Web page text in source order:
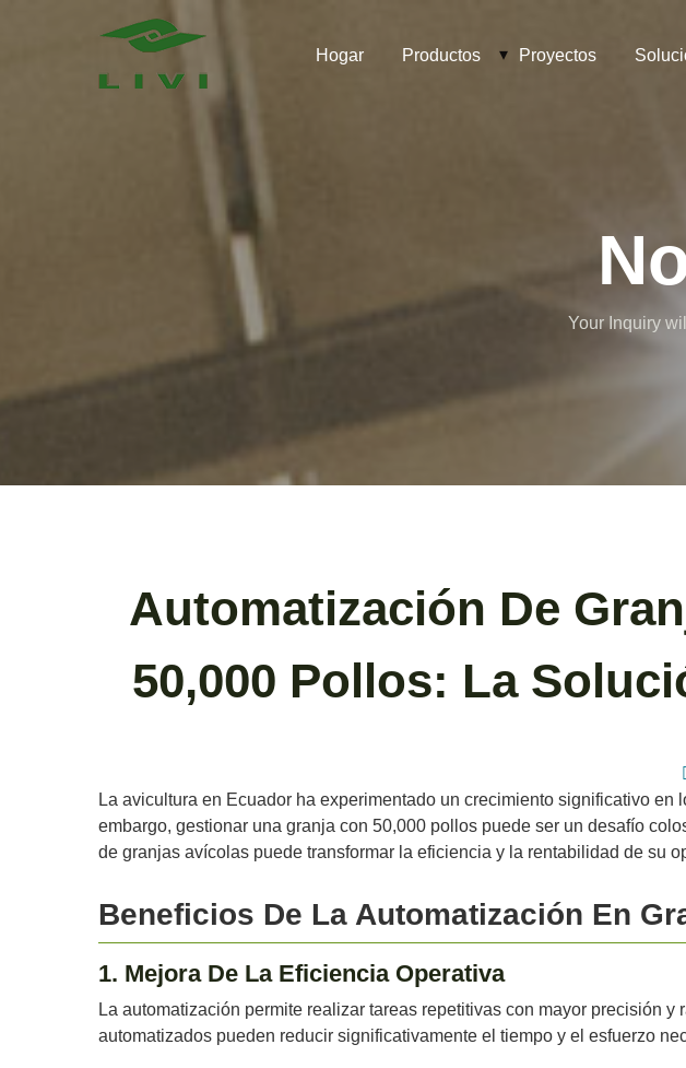
Hogar Productos Proyectos
Your Inquiry
Automatización De
50,000 Pollos: La
La avicultura en Ecuador ha experimentado un crecimiento significativo
embargo, gestionar una granja con 50,000 pollos puede ser un desafío
de granjas avícolas puede transformar la eficiencia y la rentabilidad de su
Beneficios De La Automatización En
1. Mejora De La Eficiencia Operativa
La automatización permite realizar tareas repetitivas con mayor precisión
automatizados pueden reducir significativamente el tiempo y el esfuerzo